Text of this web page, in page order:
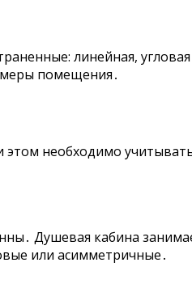
линейная,
помещения․
этом необходимо
Душевая кабина
или асимметричные․